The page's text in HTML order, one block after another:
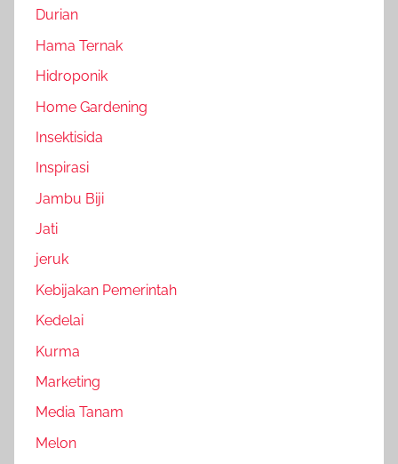
Durian
Hama Ternak
Hidroponik
Home Gardening
Insektisida
Inspirasi
Jambu Biji
Jati
jeruk
Kebijakan Pemerintah
Kedelai
Kurma
Marketing
Media Tanam
Melon